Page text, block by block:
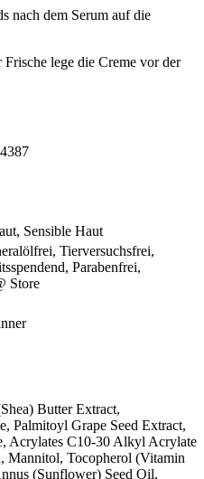
nach dem Serum auf die
Frische lege die Creme vor der
Sensible Haut
Tierversuchsfrei,
Parabenfrei,
Store
Butter Extract,
Palmitoyl Grape Seed Extract,
Acrylates C10-30 Alkyl Acrylate
Mannitol, Tocopherol (Vitamin
(Sunflower) Seed Oil,